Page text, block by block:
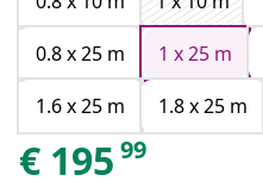
0.8 x 25 m
1 x 25 m
1.6 x 25 m
1.8 x 25 m
€ 195 99